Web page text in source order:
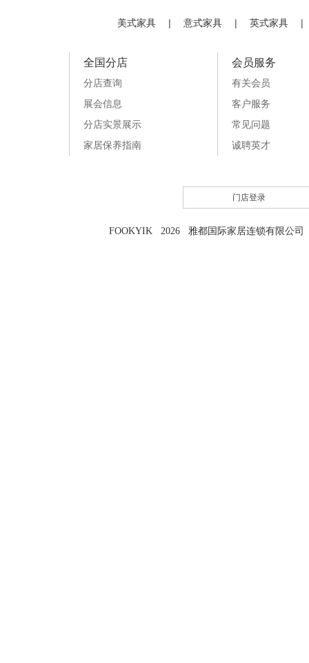
美式家具 | 意式家具 | 英式家具 |
全国分店
分店查询
展会信息
分店实景展示
家居保养指南
会员服务
有关会员
客户服务
常见问题
诚聘英才
门店登录
FOOKYIK 2026 雅都国际家居连锁有限公司